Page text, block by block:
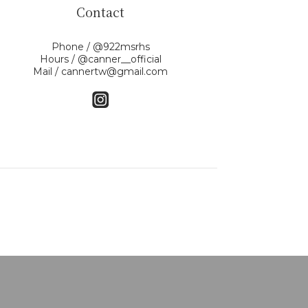
Contact
Phone / @922msrhs
Hours / @canner__official
Mail / cannertw@gmail.com